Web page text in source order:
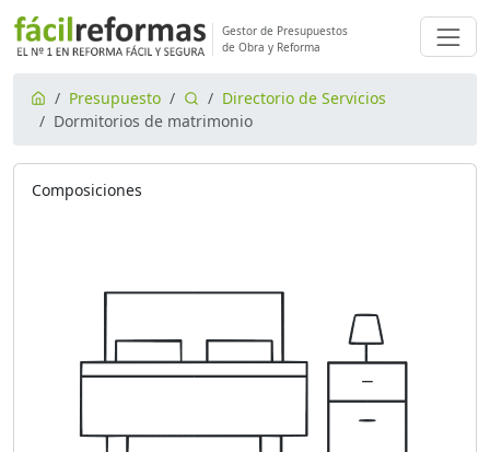
Gestor de Presupuestos
de Obra y Reforma
Presupuesto
Directorio de Servicios
Dormitorios de matrimonio
Composiciones